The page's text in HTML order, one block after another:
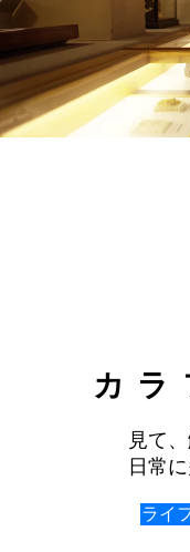
カラ
見て
日常
ライ